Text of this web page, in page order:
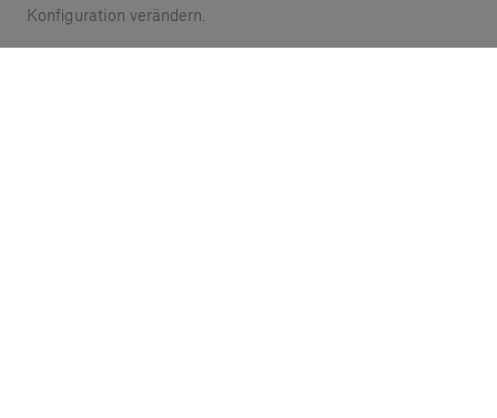
Konfiguration verändern.